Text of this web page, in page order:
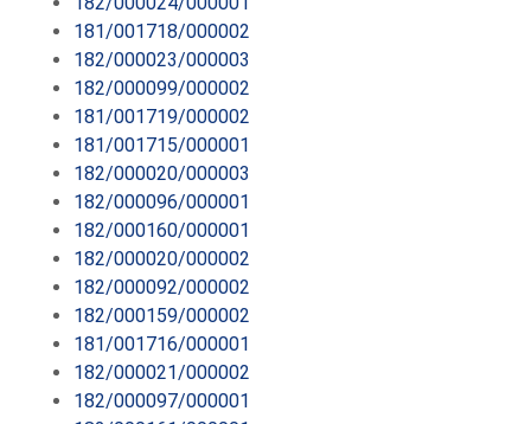
181/001718/000002
182/000023/000003
182/000099/000002
181/001719/000002
181/001715/000001
182/000020/000003
182/000096/000001
182/000160/000001
182/000020/000002
182/000092/000002
182/000159/000002
181/001716/000001
182/000021/000002
182/000097/000001